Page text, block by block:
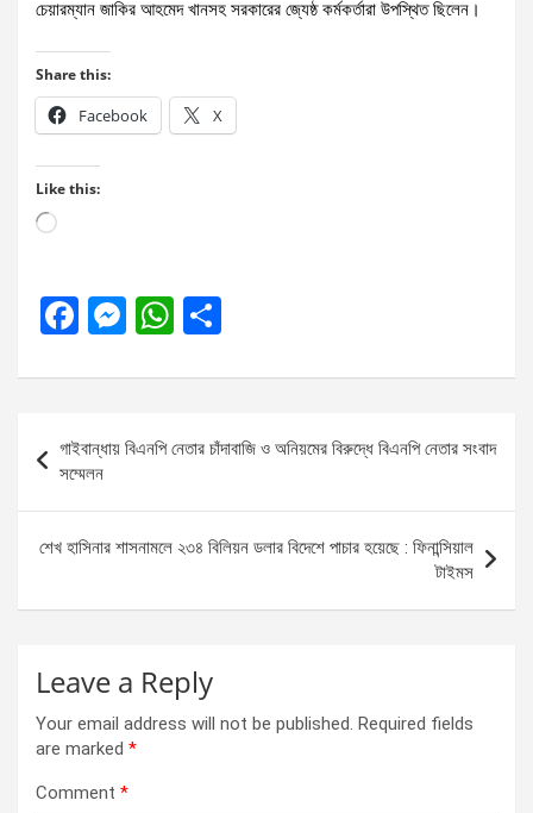
চেয়ারম্যান জাকির আহমেদ খানসহ সরকারের জ্যেষ্ঠ কর্মকর্তারা উপস্থিত ছিলেন।
Share this:
Facebook X
Like this:
Loading…
F
ce
o
o
k
M
se
n
g
er
W
at
A
p
p
ar
Post
navigation
গাইবান্ধায় বিএনপি নেতার চাঁদাবাজি ও অনিয়মের বিরুদ্ধে বিএনপি নেতার সংবাদ
সম্মেলন
শেখ হাসিনার শাসনামলে ২৩৪ বিলিয়ন ডলার বিদেশে পাচার হয়েছে : ফিনান্সিয়াল
টাইমস
Leave a Reply
Your email address will not be published. Required fields
are marked *
Comment *